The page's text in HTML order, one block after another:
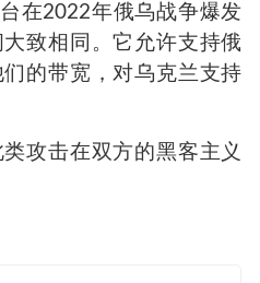
在2022年俄乌战争爆发
致相同。它允许支持俄
的带宽，对乌克兰支持
攻击在双方的黑客主义